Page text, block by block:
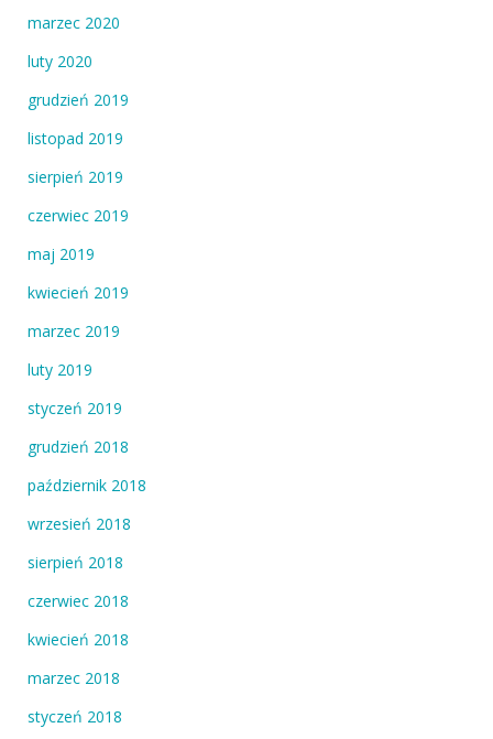
marzec 2020
luty 2020
grudzień 2019
listopad 2019
sierpień 2019
czerwiec 2019
maj 2019
kwiecień 2019
marzec 2019
luty 2019
styczeń 2019
grudzień 2018
październik 2018
wrzesień 2018
sierpień 2018
czerwiec 2018
kwiecień 2018
marzec 2018
styczeń 2018